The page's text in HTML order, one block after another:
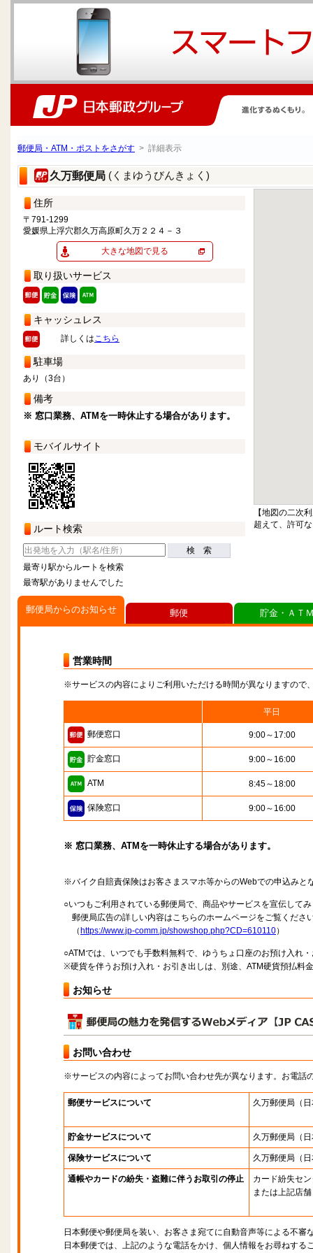
郵便局・ATM・ポストをさがす > 詳細表示
久万郵便局 (くまゆうびんきょく)
住所
〒791-1299
愛媛県上浮穴郡久万高原町久万２２４－３
大きな地図で見る
取り扱いサービス
キャッシュレス
詳しくはこちら
駐車場
あり（3台）
備考
※ 窓口業務、ATMを一時休止する場合があります。
モバイルサイト
ルート検索
検 索
最寄り駅からルートを検索
最寄駅がありませんでした
【地図の二次
超えて、許可
郵便局からのお知らせ
営業時間
※サービスの内容によりご利用いただける時間が異なりますので
平日
郵便窓口 9:00～17:00
貯金窓口 9:00～16:00
ATM 8:45～18:00
保険窓口 9:00～16:00
※ 窓口業務、ATMを一時休止する場合があります。
※バイク自賠責保険はお客さまスマホ等からのWebでの申込みと
○いつもご利用されている郵便局で、商品やサービスを宣伝して
郵便局広告の詳しい内容はこちらのホームページをご覧くださ
（ https://www.jp-comm.jp/showshop.php?CD=610110）
○ATMでは、いつでも手数料無料で、ゆうちょ口座のお預け入れ
※硬貨を伴うお預け入れ・お引き出しは、別途、ATM硬貨預払料
お知らせ
お問い合わせ
※サービスの内容によってお問い合わせ先が異なります。お電話
郵便サービスについて 久万郵便局 （
貯金サービスについて 久万郵便局 （
保険サービスについて 久万郵便局 （
通帳やカードの紛失・盗難に伴うお取引の停止
カード紛失セ
または上記店舗
日本郵便や郵便局を装い、お客さま宛てに自動音声等による不審
日本郵便では、上記のような電話をかけ、個人情報をお尋ねする
郵便 貯金・ＡＴ